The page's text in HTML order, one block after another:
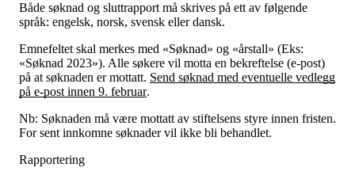
Både søknad og sluttrapport må skrives på ett av følgende
språk: engelsk, norsk, svensk eller dansk.
Emnefeltet skal merkes med «Søknad» og «årstall» (Eks:
«Søknad 2023»). Alle søkere vil motta en bekreftelse (e-post)
på at søknaden er mottatt. Send søknad med eventuelle vedlegg
på e-post innen 9. februar.
Nb: Søknaden må være mottatt av stiftelsens styre innen fristen.
For sent innkomne søknader vil ikke bli behandlet.​
Rapportering